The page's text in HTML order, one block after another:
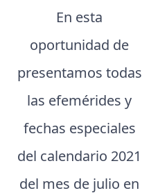
En esta
oportunidad de
presentamos todas
las efemérides y
fechas especiales
del calendario 2021
del mes de julio en